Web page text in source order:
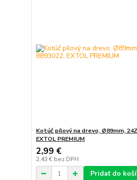
Kotúč pílový na drevo, Ø89mm,
EXTOL PREMIUM
2,99 €
2,43 € bez DPH
Pridať do